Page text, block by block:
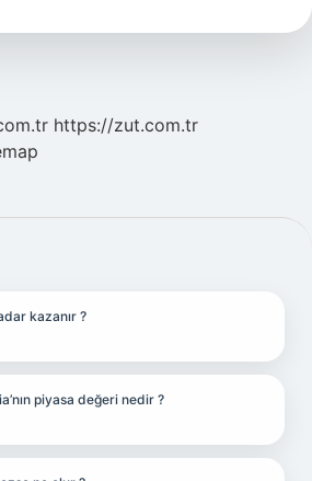
https://zut.com.tr
kazanır ?
piyasa değeri nedir ?